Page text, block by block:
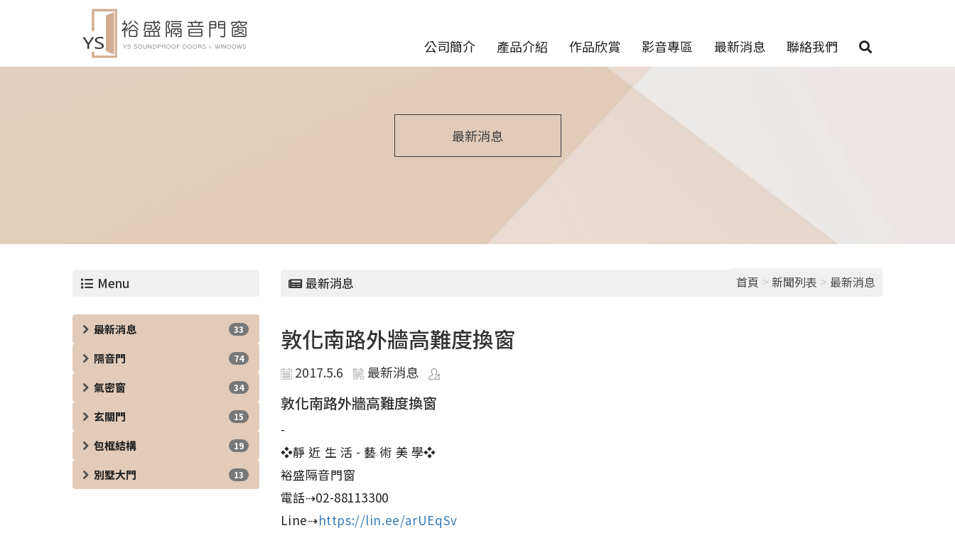
公司簡介 產品介紹 作品欣賞 影音專區 最新消息 聯絡我們
最新消息
Menu
最新消息 33
隔音門 74
氣密窗 34
玄關門 15
包框結構 19
別墅大門 13
最新消息 首頁 > 新聞列表 > 最新消息
敦化南路外牆高難度換窗
2017.5.6 最新消息
敦化南路外牆高難度換窗
-
❖靜 近 生 活 - 藝 術 美 學❖
裕盛隔音門窗
電話⇢02-88113300
Line⇢https://lin.ee/arUEqSv